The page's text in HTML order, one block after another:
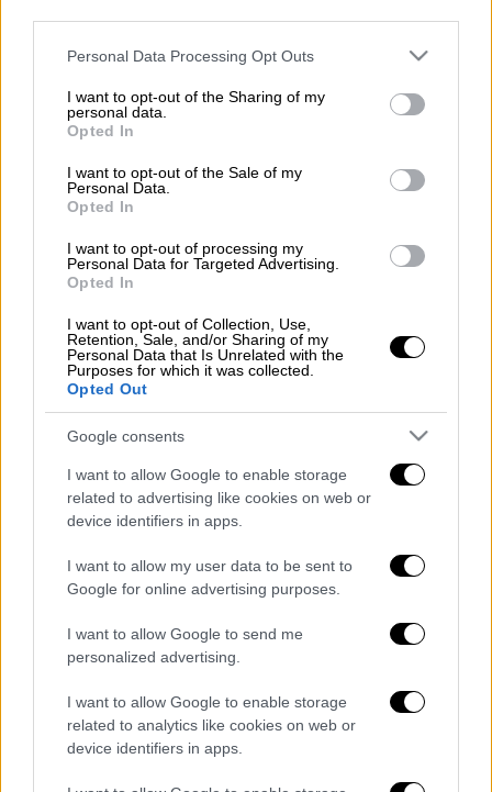
Please note that this website/app uses one or more Google
not limited to your visit or usage behaviour. You may click to
grant or deny consent to Google and its third-party tags to
use your data for below specified purposes in below Google
consent section.
Personal Data Processing Opt Outs
I want to opt-out of the Sharing of my
personal data.
Opted In
I want to opt-out of the Sale of my
Personal Data.
Opted In
I want to opt-out of processing my
Personal Data for Targeted Advertising.
Opted In
I want to opt-out of Collection, Use,
Retention, Sale, and/or Sharing of my
Personal Data that Is Unrelated with the
Purposes for which it was collected.
Opted Out
Google consents
I want to allow Google to enable storage
related to advertising like cookies on web or
device identifiers in apps.
I want to allow my user data to be sent to
Google for online advertising purposes.
I want to allow Google to send me
personalized advertising.
I want to allow Google to enable storage
related to analytics like cookies on web or
device identifiers in apps.
Ακολούθως αναφέρει: «Έπαιξε σημαντικό
ρόλο στην ένταξη της Κύπρου στην ΕΕ
και
κρίση των Ιμίων και την υπόθεση Οτσαλάν
Εκφράζουμε τα
στην οικογένειά του».
ΟΛΕΣ ΟΙ ΕΙΔΗΣΕΙΣ
«Είδαν κατσαρίδες και επικίνδυνα
σύρματα» - Σοκαριστικά στοιχεία στο
φως μετά την καταγγελία Κύπριου γονέα
που έστειλε το παιδί του εκδρομή στη
Θεσσαλονίκη
Τσίπρας από Νίκαια: «Το αποτέλεσμα
των εκλογών ήταν αρνητικό για τη χώρα
- Θα ματώσουμε για να κερδίσουμε τη
μάχη
Δεν «λιώνουν» οι τιμές στα παγωτά το
επώνυμα προϊόντα
Κάρπαθος: Τι απαντά η ταβέρνα για το
βίντεο που προκάλεσε σάλο με τα ψάρια
να τηγανίζονται ζωντανά -
Τουρισμός: Βρετανία και ΗΠΑ οι
εκπλήξεις του 2023 - Κανένας